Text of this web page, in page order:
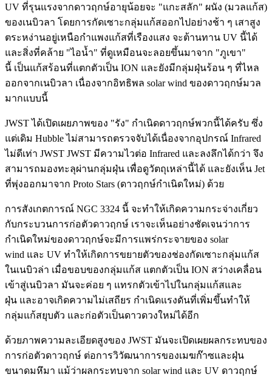
UV ที่รุนแรงจากดาวฤกษ์อายุน้อยจะ "แกะสลัก" ผนัง (มวลแก้ส)
ของเนบิวลา โดยการกัดเซาะกลุ่มแก้สออกไปอย่างช้า ๆ เสาสูง
ตระหง่านอยู่เหนือกำแพงแก้สที่เรืองแสง จะต้านทาน UV นี้ได้
และสิ่งที่คล้าย "ไอน้ำ" ที่ดูเหมือนจะลอยขึ้นมาจาก "ภูเขา"
นี้ เป็นแก้สร้อนที่แตกตัวเป็น ION และยังมีกลุ่มฝุ่นร้อน ๆ ที่ไหล
ออกจากเนบิวลา เนื่องจากอิทธิพล solar wind ของดาวฤกษ์มวล
มากแบบนี้
JWST ได้เปิดเผยภาพของ "รัง" กำเนิดดาวฤกษ์พวกนี้ได้ครับ ซึ่ง
แต่เดิม Hubble ไม่สามารถตรวจจับได้เนื่องจากอุปกรณ์ Infrared
ไม่ดีเท่า JWST JWST มีความไวต่อ Infrared และลงลึกได้กว่า จึง
สามารถมองทะลุผ่านกลุ่มฝุ่น เพื่อดูวัตถุเหล่านี้ได้ และยังเห็น Jet
ที่พุ่งออกมาจาก Proto Stars (ดาวฤกษ์กำเนิดใหม่) ด้วย
การสังเกตการณ์ NGC 3324 นี้ จะทำให้เกิดความกระจ่างเกี่ยว
กับกระบวนการก่อตัวดาวฤกษ์ เราจะเห็นอย่างชัดเจนว่าการ
กำเนิดใหม่ของดาวฤกษ์จะมีการแพร่กระจายของ solar
wind และ UV ทำให้เกิดการขยายตัวของช่องกัดเซาะกลุ่มแก้ส
ในเนบิวล่า เมื่อขอบของกลุ่มแก้ส แตกตัวเป็น ION สว่างเคลื่อน
เข้าสู่เนบิวลา มันจะค่อย ๆ แทรกตัวเข้าไปในกลุ่มแก้สและ
ฝุ่น และอาจเกิดความไม่เสถียร กำเนิดแรงดันที่เพิ่มขึ้นทำให้
กลุ่มแก้สยุบตัว และก่อตัวเป็นดาวดวงใหม่ได้อีก
ด้วยภาพความละเอียดสูงของ JWST มันจะเปิดเผยผลกระทบของ
การก่อตัวดาวฤกษ์ ต่อการวิวัฒนาการของเมฆก๊าซและฝุ่น
ขนาดมหึมา แม้ว่าผลกระทบจาก solar wind และ UV ดาวฤกษ์